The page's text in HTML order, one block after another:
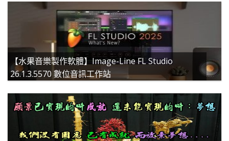
【水果音樂製作軟體】Image-Line FL Studio
26.1.3.5570 數位音訊工作站